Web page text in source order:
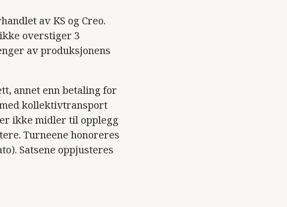
av KS og Creo.
overstiger 3
av produksjonens
annet enn betaling for
kollektivtransport
ikke midler til opplegg
Turneene honoreres
Satsene oppjusteres